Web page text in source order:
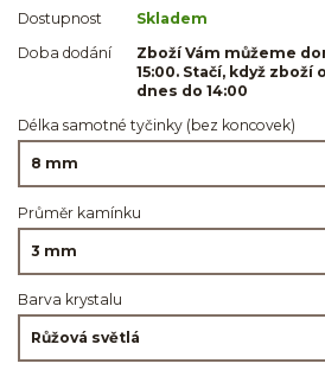
Dostupnost
Skladem
Doba dodání
Zboží Vám můžeme
15:00. Stačí, když
dnes do 14:00
Délka samotné tyčinky (bez koncovek)
Průměr kamínku
Barva krystalu